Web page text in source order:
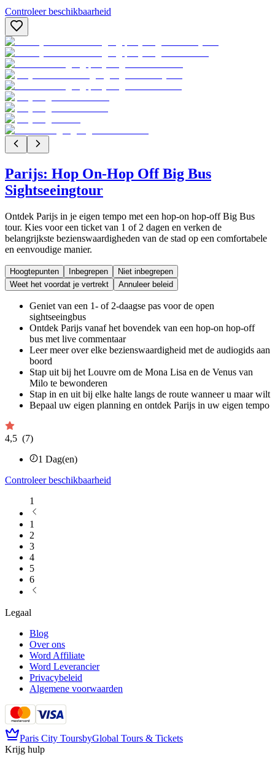
Controleer beschikbaarheid
Parijs: Hop On-Hop Off Big Bus
Sightseeingtour
Ontdek Parijs in je eigen tempo met een hop-on hop-off Big Bus
tour. Kies voor een ticket van 1 of 2 dagen en verken de
belangrijkste bezienswaardigheden van de stad op een comfortabele
en eenvoudige manier.
Hoogtepunten Inbegrepen
Niet inbegrepen
Weet het voordat je vertrekt
Annuleer beleid
Geniet van een 1- of 2-daagse pas voor de open
sightseeingbus
Ontdek Parijs vanaf het bovendek van een hop-on hop-off
bus met live commentaar
Leer meer over elke bezienswaardigheid met de audiogids aan
boord
Stap uit bij het Louvre om de Mona Lisa en de Venus van
Milo te bewonderen
Stap in en uit bij elke halte langs de route wanneer u maar wilt
Bepaal uw eigen planning en ontdek Parijs in uw eigen tempo
4,5 (7)
1 Dag(en)
Controleer beschikbaarheid
1
1
2
3
4
5
6
Legaal
Blog
Over ons
Word Affiliate
Word Leverancier
Privacybeleid
Algemene voorwaarden
Paris City ToursbyGlobal Tours & Tickets
Krijg hulp